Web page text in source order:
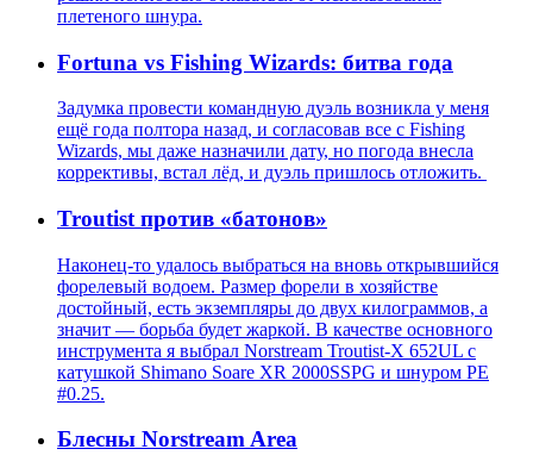
плетеного шнура.
Fortuna vs Fishing Wizards: битва года
Задумка провести командную дуэль возникла у меня
ещё года полтора назад, и согласовав все с Fishing
Wizards, мы даже назначили дату, но погода внесла
коррективы, встал лёд, и дуэль пришлось отложить.
Troutist против «батонов»
Наконец-то удалось выбраться на вновь открывшийся
форелевый водоем. Размер форели в хозяйстве
достойный, есть экземпляры до двух килограммов, а
значит — борьба будет жаркой. В качестве основного
инструмента я выбрал Norstream Troutist-X 652UL с
катушкой Shimano Soare XR 2000SSPG и шнуром PE
#0.25.
Блесны Norstream Area